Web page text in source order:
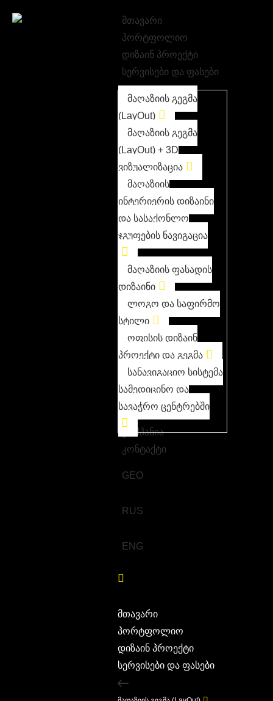
მთავარი
პორტფოლიო
დიზაინ პროექტი
სერვისები და ფასები
მაღაზიის გეგმა
(LayOut)
მაღაზიის გეგმა
(LayOut) + 3D
ვიზუალიზაცია
მაღაზიის
ინტერიერის დიზაინი
და სასაქონლო
ჯგუფების ნავიგაცია
მაღაზიის ფასადის
დიზაინი
ლოგო და საფირმო
სტილი
ოფისის დიზაინ
პროექტი და გეგმა
სანავიგაციო სისტემა
სამედიცინო და
სავაჭრო ცენტრებში
კომპანია
კონტაქტი
GEO
RUS
ENG
მთავარი
პორტფოლიო
დიზაინ პროექტი
სერვისები და ფასები